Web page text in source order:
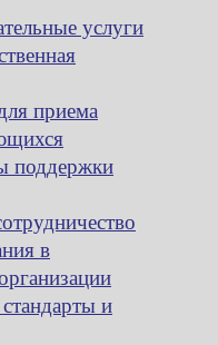
услуги
приема
поддержки
в
и